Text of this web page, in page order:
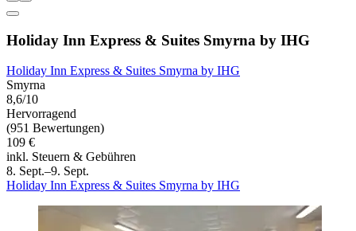
Holiday Inn Express & Suites Smyrna by IHG
Holiday Inn Express & Suites Smyrna by IHG
Smyrna
8,6/10
Hervorragend
(951 Bewertungen)
109 €
inkl. Steuern & Gebühren
8. Sept.–9. Sept.
Holiday Inn Express & Suites Smyrna by IHG